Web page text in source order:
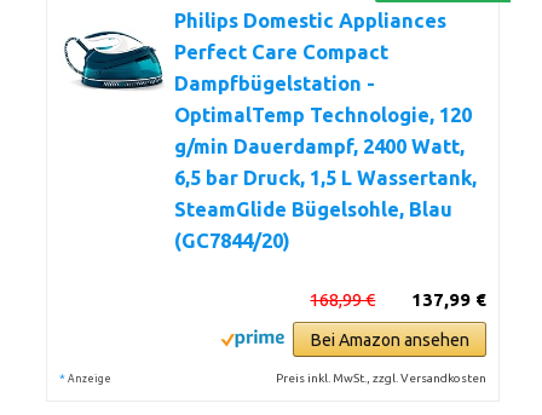
Philips Domestic Appliances
Perfect Care Compact
Dampfbügelstation -
OptimalTemp Technologie, 120
g/min Dauerdampf, 2400 Watt,
6,5 bar Druck, 1,5 L Wassertank,
SteamGlide Bügelsohle, Blau
(GC7844/20)
137,99 €
168,99 €
Bei Amazon ansehen
* Anzeige Preis inkl. MwSt., zzgl. Versandkosten